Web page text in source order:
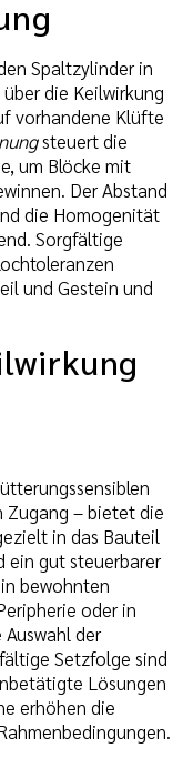
Spaltzylinder in
die Keilwirkung
vorhandene Klüfte
steuert die
um Blöcke mit
Der Abstand
die Homogenität
Sorgfältige
und Gestein und
Zugang – bietet die
in das Bauteil
ein gut steuerbarer
bewohnten
oder in
der
Setzfolge sind
Lösungen
erhöhen die